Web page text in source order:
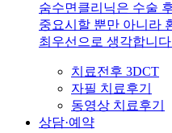
숨수면클리닉은 수술
중요시할 뿐만 아니라
최우선으로 생각합니
치료전후 3DCT
자필 치료후기
동영상 치료후기
상담·예약